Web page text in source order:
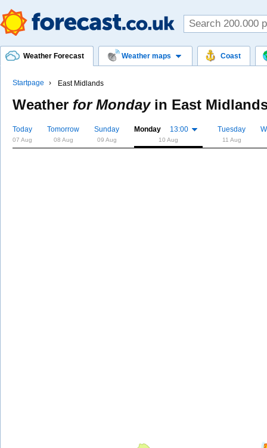
Weather Forecast Weather maps Coast
Startpage East Midlands
Weather for Mondayin East
Today
07 Aug
Tomorrow
08 Aug
Sunday
09 Aug
Monday 13:00
10 Aug
Tuesday
11 Aug